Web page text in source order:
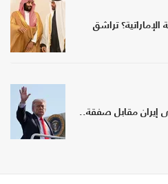
تراشق
إيران مقابل صفقة..